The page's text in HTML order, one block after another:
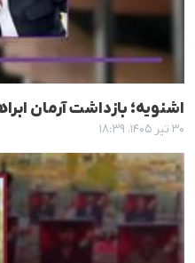
اشنویه؛ بازداشت آرمان
۳۰ تیر ۱۴۰۵، ۱۸:۳۹